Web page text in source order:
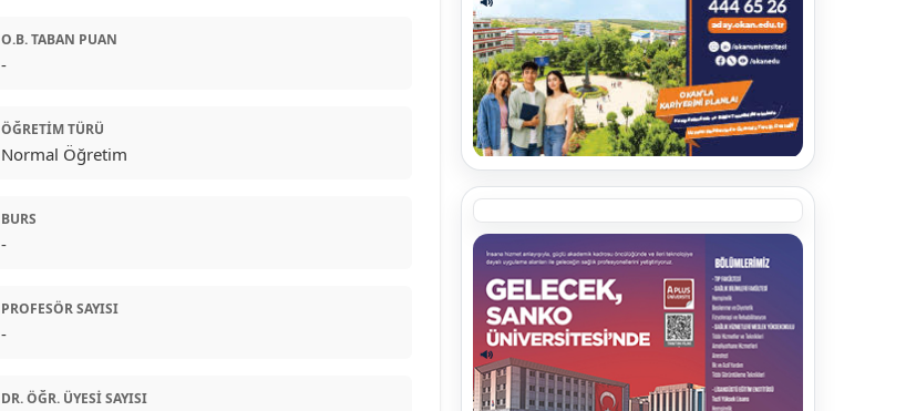
O.B. TABAN PUAN
-
ÖĞRETIM TÜRÜ
Normal Öğretim
BURS
-
PROFESÖR SAYISI
-
DR. ÖĞR. ÜYESI SAYISI